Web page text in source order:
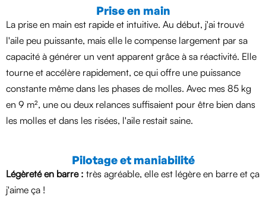
Prise en main
La prise en main est rapide et intuitive. Au début, j'ai trouvé
l'aile peu puissante, mais elle le compense largement par sa
capacité à générer un vent apparent grâce à sa réactivité. Elle
tourne et accélère rapidement, ce qui offre une puissance
constante même dans les phases de molles. Avec mes 85 kg
en 9 m², une ou deux relances suffisaient pour être bien dans
les molles et dans les risées, l'aile restait saine.
Pilotage et maniabilité
Légèreté en barre : très agréable, elle est légère en barre et ça
j'aime ça !